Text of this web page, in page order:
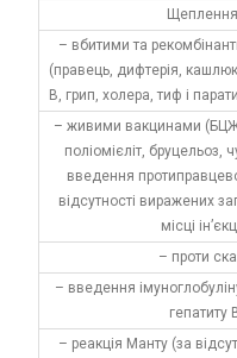
– вбитими та
(правець, дифтерія,
В, грип, холера, тиф і
– живими вакцинами (БЦЖ,
поліомієліт, бруцельоз,
введення
відсутності виражених
місці
– проти
– введення
гепатиту
– реакція Манту (за